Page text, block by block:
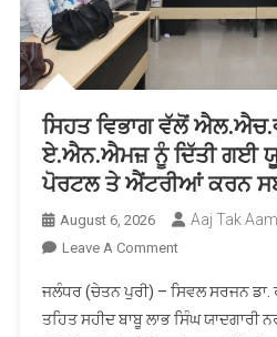
ਸਿਹਤ ਵਿਭਾਗ ਵੱਲੋਂ
ਏ.ਐਨ.ਐਮਜ਼ ਨੂੰ ਦਿੱਤੀ ਗਈ
ਪੋਰਟਲ ਤੇ ਐਂਟਰੀਆਂ ਕਰਨ
August 6, 2026 Aaj Tak
Leave A CommentOn
ਵਿਭਾਗ
ਵੱਲੋਂ
ਜਲੰਧਰ (ਚੇਤਨ ਪੁਰੀ) – ਸਿਵਲ ਸਰਜਨ ਡਾ.
ਤਹਿਤ ਸਹੀਦ ਬਾਬੂ ਲਾਭ ਸਿੰਘ ਯਾਦਗਾਰੀ